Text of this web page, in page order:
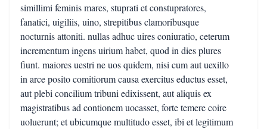
simillimi feminis mares, stuprati et constupratores,
fanatici, uigiliis, uino, strepitibus clamoribusque
nocturnis attoniti. nullas adhuc uires coniuratio, ceterum
incrementum ingens uirium habet, quod in dies plures
fiunt. maiores uestri ne uos quidem, nisi cum aut uexillo
in arce posito comitiorum causa exercitus eductus esset,
aut plebi concilium tribuni edixissent, aut aliquis ex
magistratibus ad contionem uocasset, forte temere coire
uoluerunt; et ubicumque multitudo esset, ibi et legitimum